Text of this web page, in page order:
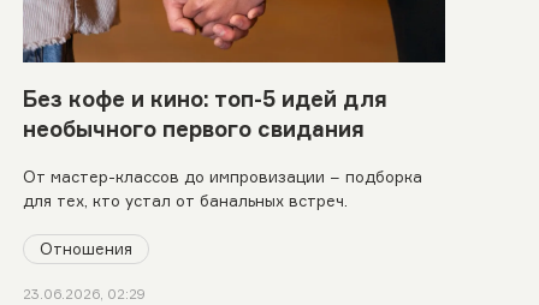
Без кофе и кино: топ-5 идей для
необычного первого свидания
От мастер-классов до импровизации − подборка
для тех, кто устал от банальных встреч.
Отношения
23.06.2026, 02:29